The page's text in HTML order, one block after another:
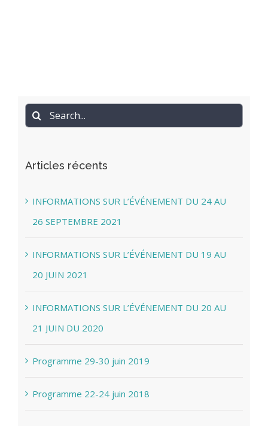
Search
Articles récents
INFORMATIONS SUR L’ÉVÉNEMENT DU 24 AU
26 SEPTEMBRE 2021
INFORMATIONS SUR L’ÉVÉNEMENT DU 19 AU
20 JUIN 2021
INFORMATIONS SUR L’ÉVÉNEMENT DU 20 AU
21 JUIN DU 2020
Programme 29-30 juin 2019
Programme 22-24 juin 2018